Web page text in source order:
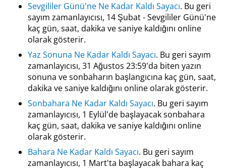
Sevgililer Günü'ne Ne Kadar Kaldı Sayacı. Bu geri
sayım zamanlayıcısı, 14 Şubat - Sevgililer Günü'ne
kaç gün, saat, dakika ve saniye kaldığını online
olarak gösterir.
Yaz Sonuna Ne Kadar Kaldı Sayacı. Bu geri sayım
zamanlayıcısı, 31 Ağustos 23:59'da biten yazın
sonuna ve sonbaharın başlangıcına kaç gün, saat,
dakika ve saniye kaldığını online olarak gösterir.
Sonbahara Ne Kadar Kaldı Sayacı. Bu geri sayım
zamanlayıcısı, 1 Eylül'de başlayacak sonbahara
kaç gün, saat, dakika ve saniye kaldığını online
olarak gösterir.
Bahara Ne Kadar Kaldı Sayacı. Bu geri sayım
zamanlayıcısı, 1 Mart'ta başlayacak bahara kaç